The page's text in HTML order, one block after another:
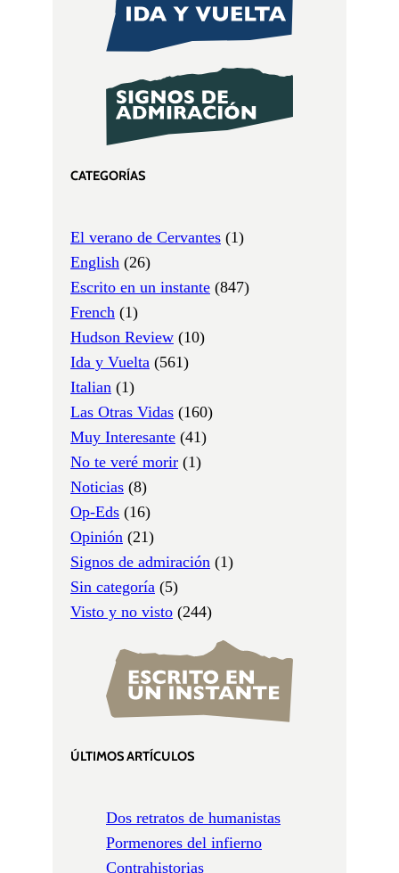
CATEGORÍAS
El verano de Cervantes (1)
English (26)
Escrito en un instante (847)
French (1)
Hudson Review (10)
Ida y Vuelta (561)
Italian (1)
Las Otras Vidas (160)
Muy Interesante (41)
No te veré morir (1)
Noticias (8)
Op-Eds (16)
Opinión (21)
Signos de admiración (1)
Sin categoría (5)
Visto y no visto (244)
ÚLTIMOS ARTÍCULOS
Dos retratos de humanistas
Pormenores del infierno
Contrahistorias